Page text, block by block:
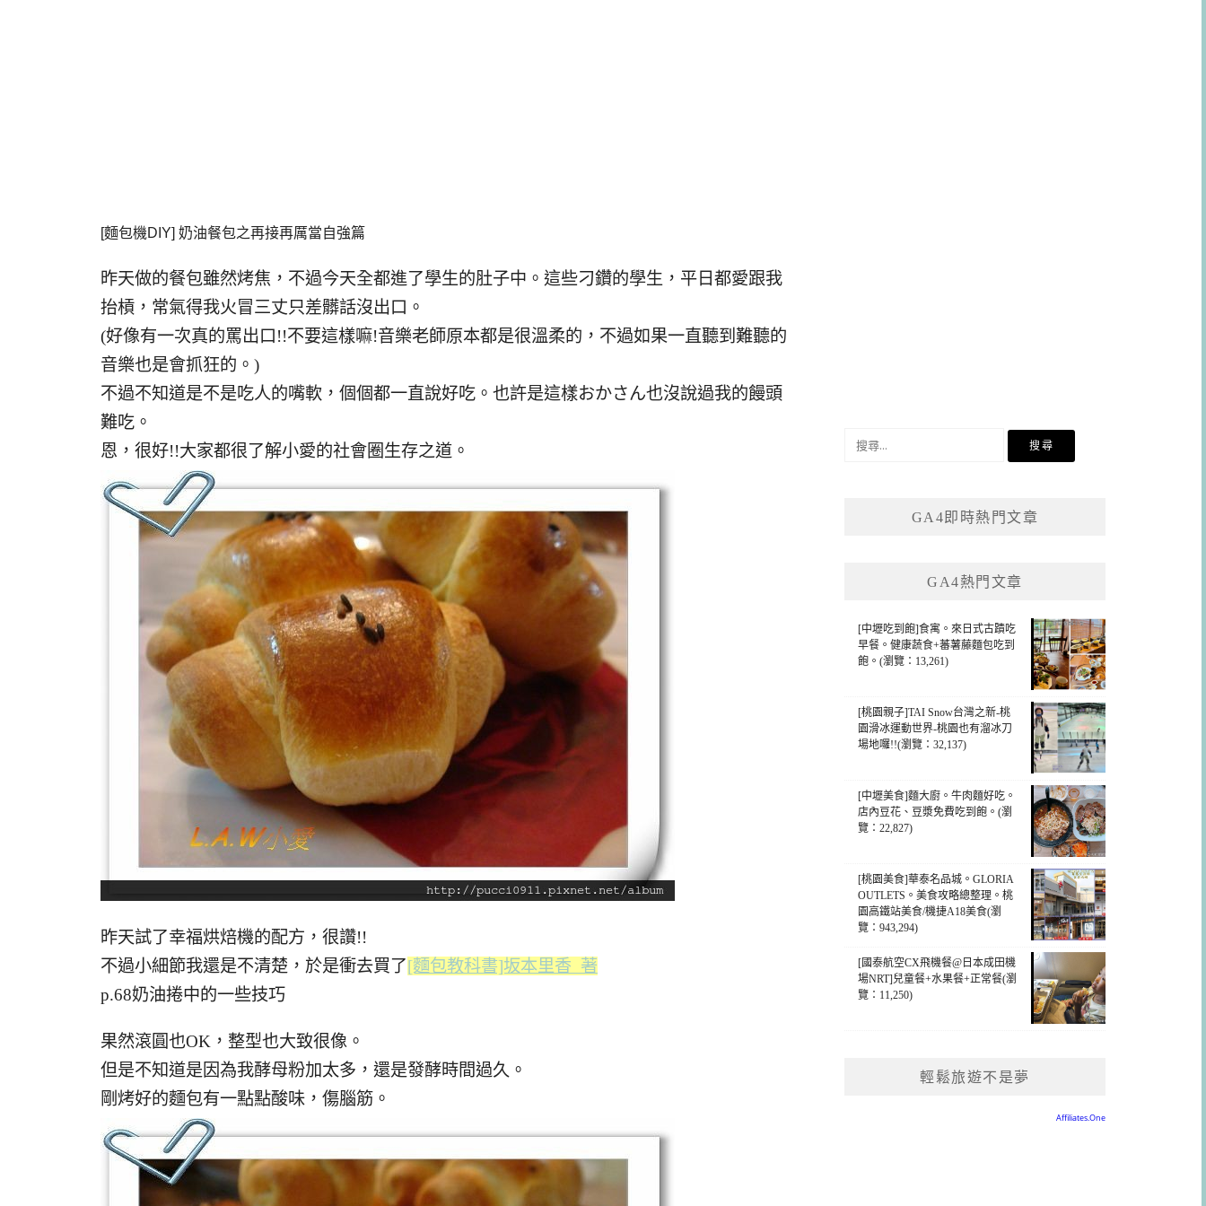
[麵包機DIY] 奶油餐包之再接再厲當自強篇
昨天做的餐包雖然烤焦，不過今天全都進了學生的肚子中。這些刁鑽的學生，平日都愛跟我
抬槓，常氣得我火冒三丈只差髒話沒出口。
(好像有一次真的罵出口!!不要這樣嘛!音樂老師原本都是很溫柔的，不過如果一直聽到難聽的
音樂也是會抓狂的。)
不過不知道是不是吃人的嘴軟，個個都一直說好吃。也許是這樣おかさん也沒說過我的饅頭
難吃。
恩，很好!!大家都很了解小愛的社會圈生存之道。
昨天試了幸福烘焙機的配方，很讚!!
不過小細節我還是不清楚，於是衝去買了[麵包教科書]坂本里香 著
p.68奶油捲中的一些技巧
果然滾圓也OK，整型也大致很像。
但是不知道是因為我酵母粉加太多，還是發酵時間過久。
剛烤好的麵包有一點點酸味，傷腦筋。
GA4即時熱門文章
GA4熱門文章
[中壢吃到飽]食寓。來日式古蹟吃
早餐。健康蔬食+蕃薯藤麵包吃到
飽。(瀏覽：13,261)
[桃園親子]TAI Snow台灣之新-桃
園滑冰運動世界-桃園也有溜冰刀
場地囉!!(瀏覽：32,137)
[中壢美食]麵大廚。牛肉麵好吃。
店內豆花、豆漿免費吃到飽。(瀏
覽：22,827)
[桃園美食]華泰名品城。GLORIA
OUTLETS。美食攻略總整理。桃
園高鐵站美食/機捷A18美食(瀏
覽：943,294)
[國泰航空CX飛機餐@日本成田機
場NRT]兒童餐+水果餐+正常餐(瀏
覽：11,250)
輕鬆旅遊不是夢